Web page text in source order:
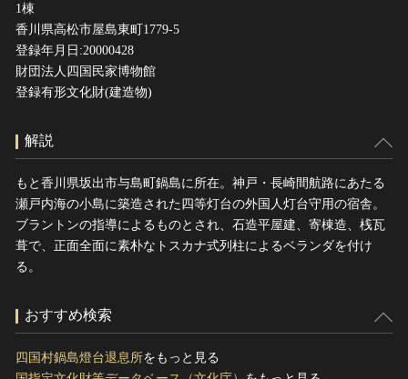
1棟
香川県高松市屋島東町1779-5
登録年月日:20000428
財団法人四国民家博物館
登録有形文化財(建造物)
解説
もと香川県坂出市与島町鍋島に所在。神戸・長崎間航路にあたる
瀬戸内海の小島に築造された四等灯台の外国人灯台守用の宿舎。
ブラントンの指導によるものとされ、石造平屋建、寄棟造、桟瓦
葺で、正面全面に素朴なトスカナ式列柱によるベランダを付け
る。
おすすめ検索
四国村鍋島燈台退息所をもっと見る